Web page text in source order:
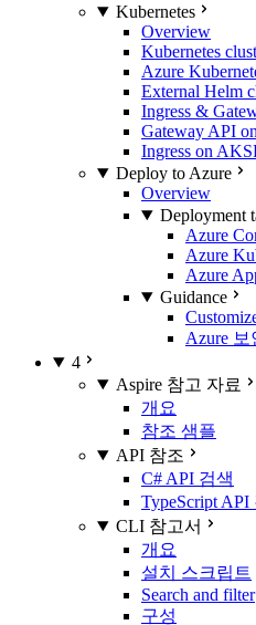
Kubernetes
Overview
Kubernetes
Azure
External Helm
Ingress &
Gateway API
Ingress on AKS
Deploy to Azure
Overview
Deployment
Azure
Azure
Azure
Guidance
Azure 보
4
Aspire 참고 자료
개요
참조 샘플
API 참조
C# API 검색
TypeScript API
CLI 참고서
개요
설치 스크립트
Search and filter
구성